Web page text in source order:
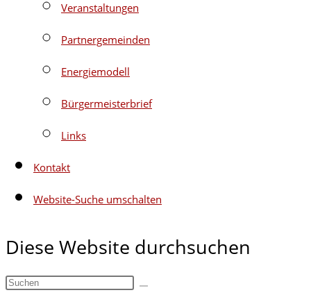
Veranstaltungen
Partnergemeinden
Energiemodell
Bürgermeisterbrief
Links
Kontakt
Website-Suche umschalten
Diese Website durchsuchen